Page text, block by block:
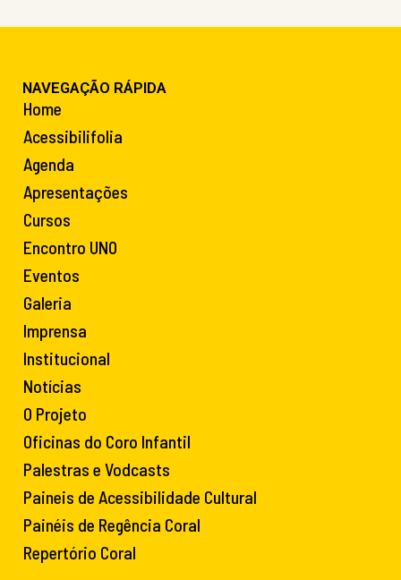
NAVEGAÇÃO RÁPIDA
Home
Acessibilifolia
Agenda
Apresentações
Cursos
Encontro UNO
Eventos
Galeria
Imprensa
Institucional
Notícias
O Projeto
Oficinas do Coro Infantil
Palestras e Vodcasts
Paineis de Acessibilidade Cultural
Painéis de Regência Coral
Repertório Coral